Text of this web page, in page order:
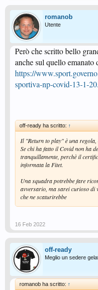
romanob
Utente
Però che scritto bello
anche sul quello emanato
https://
sportiva-np-covid-13-1-
off-ready ha scritto: ↑
Il "Return to play" è una
Se chi ha fatto il Covid non ha
tranquillamente, perchè il
informata la Fitet.
Una squadra potrebbe fare
avversario, ma sarei curioso di
che ne scaturirebbe
16 Feb 2022
off-ready
Meglio un sedere
romanob ha scritto: ↑